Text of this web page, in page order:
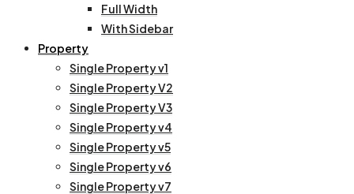
Full Width
With Sidebar
Property
Single Property v1
Single Property V2
Single Property V3
Single Property v4
Single Property v5
Single Property v6
Single Property v7